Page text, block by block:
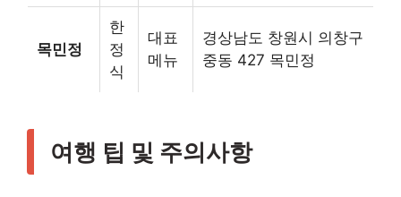
목민정
한
정
식
대표
메뉴
경상남도 창원시 의창구
중동 427 목민정
여행 팁 및 주의사항